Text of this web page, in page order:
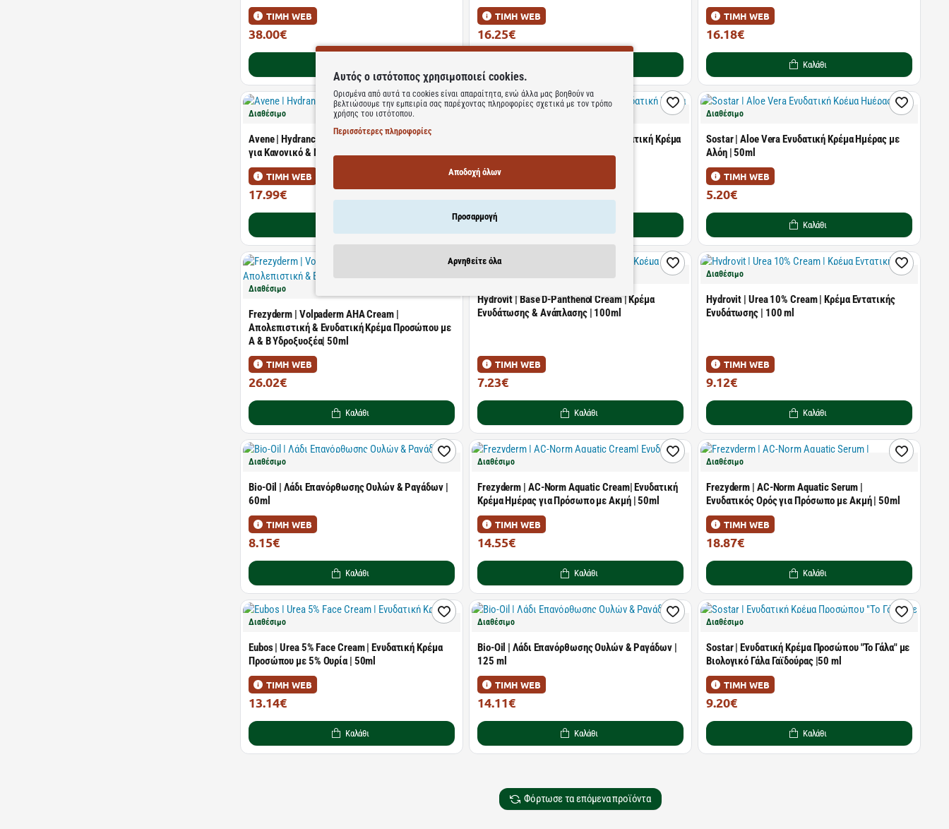
ΤΙΜΗ WEB
38.00€
ΤΙΜΗ WEB
16.25€
ΤΙΜΗ WEB
16.18€
Καλάθι
Διαθέσιμο
Avene | Hydrance Emulsion | Ενυδατική Emulsion
για Κανονικό & Μεικτό Δέρμα | 40ml
ΤΙΜΗ WEB
17.99€
Avene | Hydrance Riche Crème | Ενυδατική Κρέμα
Προσώπου Πλούσιας Υφής | 40ml
ΤΙΜΗ WEB
17.99€
Διαθέσιμο
Sostar | Aloe Vera Ενυδατική Κρέμα Ημέρας με
Αλόη | 50ml
ΤΙΜΗ WEB
5.20€
Καλάθι
Διαθέσιμο
Frezyderm | Volpaderm AHA Cream |
Απολεπιστική & Ενυδατική Κρέμα Προσώπου με
Α & Β Υδροξυοξέα| 50ml
ΤΙΜΗ WEB
26.02€
Καλάθι
Hydrovit | Base D-Panthenol Cream | Κρέμα
Ενυδάτωσης & Ανάπλασης | 100ml
ΤΙΜΗ WEB
7.23€
Καλάθι
Διαθέσιμο
Hydrovit | Urea 10% Cream | Κρέμα Εντατικής
Ενυδάτωσης | 100 ml
ΤΙΜΗ WEB
9.12€
Καλάθι
Διαθέσιμο
Bio-Oil | Λάδι Επανόρθωσης Ουλών & Ραγάδων |
60ml
ΤΙΜΗ WEB
8.15€
Καλάθι
Διαθέσιμο
Frezyderm | AC-Norm Aquatic Cream| Ενυδατική
Κρέμα Ημέρας για Πρόσωπο με Ακμή | 50ml
ΤΙΜΗ WEB
14.55€
Καλάθι
Διαθέσιμο
Frezyderm | AC-Norm Aquatic Serum |
Ενυδατικός Ορός για Πρόσωπο με Ακμή | 50ml
ΤΙΜΗ WEB
18.87€
Καλάθι
Διαθέσιμο
Eubos | Urea 5% Face Cream | Ενυδατική Κρέμα
Προσώπου με 5% Ουρία | 50ml
ΤΙΜΗ WEB
13.14€
Καλάθι
Διαθέσιμο
Bio-Oil | Λάδι Επανόρθωσης Ουλών & Ραγάδων |
125 ml
ΤΙΜΗ WEB
14.11€
Καλάθι
Διαθέσιμο
Sostar | Ενυδατική Κρέμα Προσώπου "Το Γάλα" με
Βιολογικό Γάλα Γαϊδούρας |50 ml
ΤΙΜΗ WEB
9.20€
Καλάθι
Φόρτωσε τα επόμενα προϊόντα
Αυτός ο ιστότοπος χρησιμοποιεί cookies.
Ορισμένα από αυτά τα cookies είναι απαραίτητα, ενώ άλλα μας βοηθούν να
βελτιώσουμε την εμπειρία σας παρέχοντας πληροφορίες σχετικά με τον τρόπο
χρήσης του ιστότοπου.
Περισσότερες πληροφορίες
Αποδοχή όλων
Προσαρμογή
Αρνηθείτε όλα